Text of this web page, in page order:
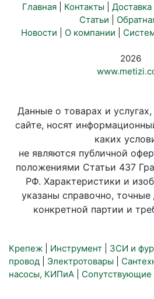
Главная Контакты Доставка
Статьи
Новости
О компании
2026
Данные о товарах и
сайте, носят
каких
не являются публичной
положениями Статьи 437
РФ. Характеристики и
указаны справочно, точные
конкретной партии и
Крепеж Инструмент ЗСИ и
провод
Электротовары
насосы, КИПиА
Сопутствующие